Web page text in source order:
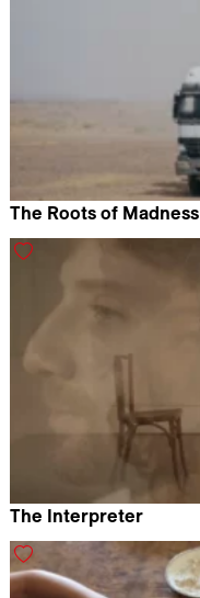
The Roots of Madness
The Interpreter